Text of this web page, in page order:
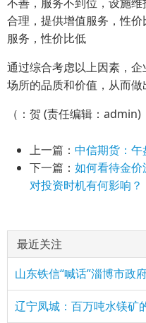
合理，提供增值服务，性
服务，性价比低
通过综合考虑以上因素，
场所的品质和价值，从而做
（：贺 (责任编辑：admin)
上一篇： 中信期货：
下一篇： 如何看待金
对投资时机有何影响？
最近关注
山东铁信“喊话”淄博市政
辽宁凤城：百万吨水镁矿